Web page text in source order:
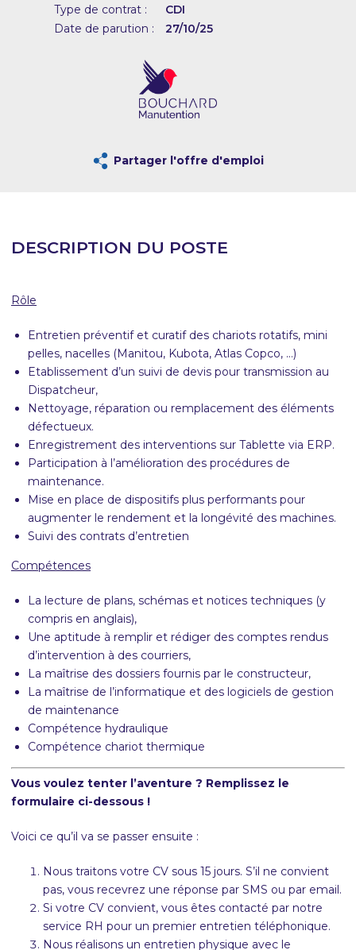
Type de contrat :
CDI
Date de parution :
27/10/25
Partager l'offre d'emploi
DESCRIPTION DU POSTE
Rôle
Entretien préventif et curatif des chariots rotatifs, mini
pelles, nacelles (Manitou, Kubota, Atlas Copco, …)
Etablissement d’un suivi de devis pour transmission au
Dispatcheur,
Nettoyage, réparation ou remplacement des éléments
défectueux.
Enregistrement des interventions sur Tablette via ERP.
Participation à l’amélioration des procédures de
maintenance.
Mise en place de dispositifs plus performants pour
augmenter le rendement et la longévité des machines.
Suivi des contrats d’entretien
Compétences
La lecture de plans, schémas et notices techniques (y
compris en anglais),
Une aptitude à remplir et rédiger des comptes rendus
d’intervention à des courriers,
La maîtrise des dossiers fournis par le constructeur,
La maîtrise de l’informatique et des logiciels de gestion
de maintenance
Compétence hydraulique
Compétence chariot thermique
Vous voulez tenter l’aventure ? Remplissez le
formulaire ci-dessous !
Voici ce qu’il va se passer ensuite :
Nous traitons votre CV sous 15 jours. S’il ne convient
pas, vous recevrez une réponse par SMS ou par email.
Si votre CV convient, vous êtes contacté par notre
service RH pour un premier entretien téléphonique.
Nous réalisons un entretien physique avec le